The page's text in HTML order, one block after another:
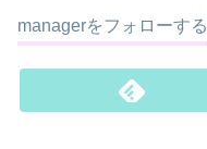
managerをフォローする